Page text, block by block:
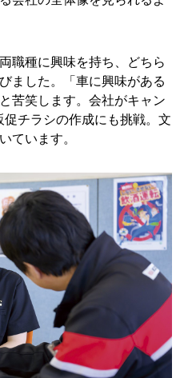
職種に興味を持ち、どちら
ました。「車に興味がある
苦笑します。会社がキャン
チラシの作成にも挑戦。文
ています。